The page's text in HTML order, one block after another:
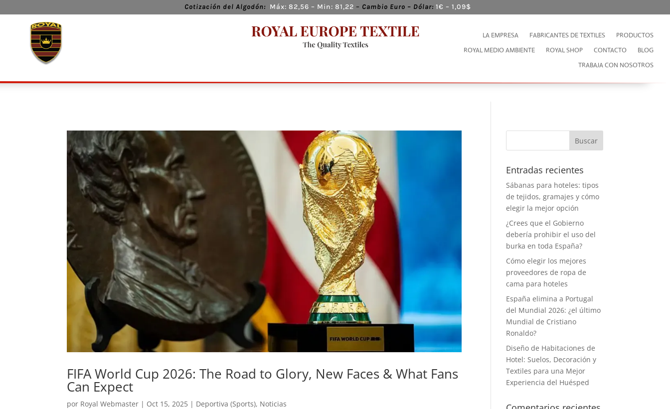
Cotización del Algodón: Máx: 82,56 – Min: 81,22 – Cambio Euro – Dólar:1€ – 1,09$
LA EMPRESA FABRICANTES DE TEXTILES
PRODUCTOS
ROYAL MEDIO AMBIENTE
ROYAL SHOP CONTACTO
BLOG
TRABAJA CON NOSOTROS
FIFA World Cup 2026: The Road to Glory, New Faces & What Fans
Can Expect
por Royal Webmaster | Oct 15, 2025 | Deportiva (Sports), Noticias
Entradas recientes
Sábanas para hoteles: tipos
de tejidos, gramajes y cómo
elegir la mejor opción
¿Crees que el Gobierno
debería prohibir el uso del
burka en toda España?
Cómo elegir los mejores
proveedores de ropa de
cama para hoteles
España elimina a Portugal
del Mundial 2026: ¿el último
Mundial de Cristiano
Ronaldo?
Diseño de Habitaciones de
Hotel: Suelos, Decoración y
Textiles para una Mejor
Experiencia del Huésped